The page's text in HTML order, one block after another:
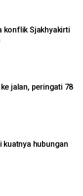
konflik Sjakhyakirti
jalan, peringati 78
kuatnya hubungan